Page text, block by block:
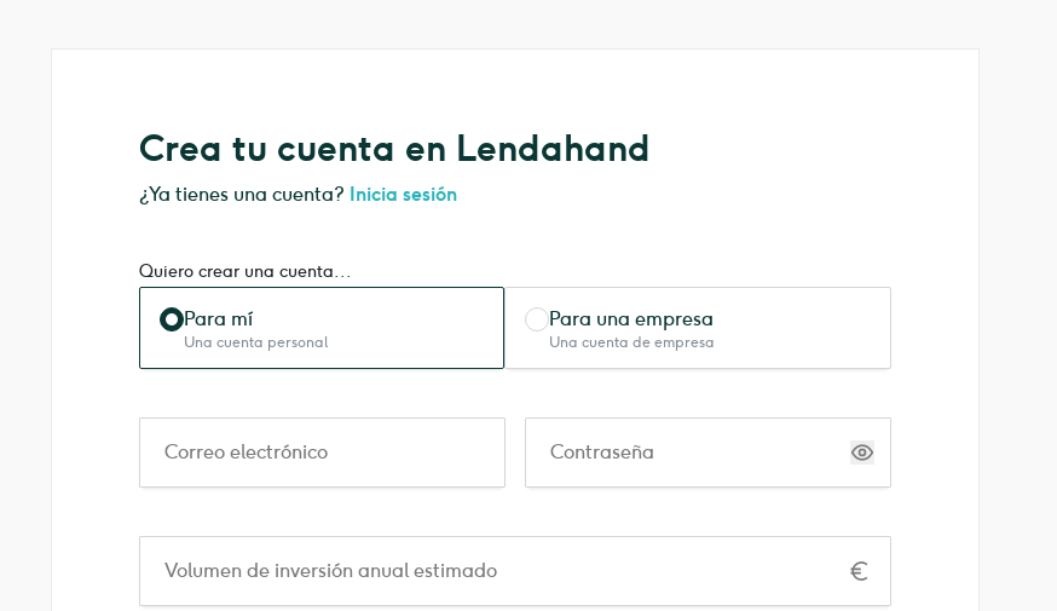
Crea tu cuenta en Lendahand
¿Ya tienes una cuenta? Inicia sesión
Quiero crear una cuenta...
Para mí
Una cuenta personal
Para una empresa
Una cuenta de empresa